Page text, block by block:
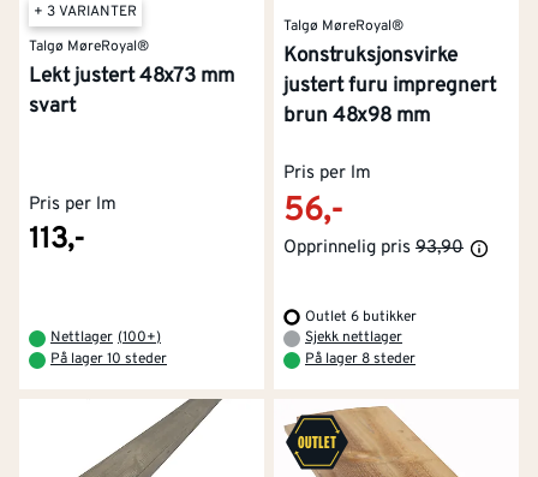
+ 3 VARIANTER
Talgø MøreRoyal®
Lekt justert 48x73 mm
svart
Pris per lm
113,-
Nettlager (100+)
På lager 10 steder
Talgø MøreRoyal®
Konstruksjonsvirke
justert furu impregnert
brun 48x98 mm
Pris per lm
56,-
Opprinnelig pris 93,90
Outlet 6 butikker
Sjekk nettlager
På lager 8 steder